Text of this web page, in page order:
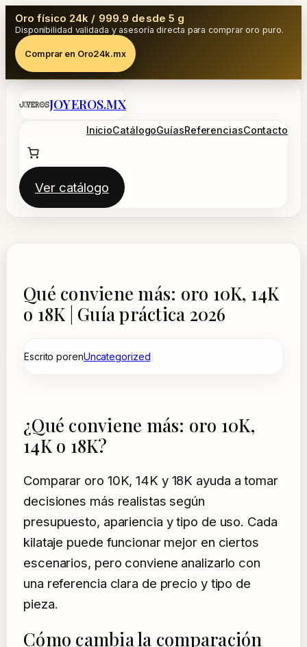
Oro físico 24k / 999.9 desde 5 g
Disponibilidad validada y asesoría directa para comprar oro puro.
Comprar en Oro24k.mx
Saltar
JOYEROS.MX
InicioCatálogoGuíasReferenciasContacto
Ver catálogo
Qué conviene más: oro 10K, 14K
o 18K | Guía práctica 2026
Escrito porenUncategorized
¿Qué conviene más: oro 10K,
14K o 18K?
Comparar oro 10K, 14K y 18K ayuda a tomar
decisiones más realistas según
presupuesto, apariencia y tipo de uso. Cada
kilataje puede funcionar mejor en ciertos
escenarios, pero conviene analizarlo con
una referencia clara de precio y tipo de
pieza.
Cómo cambia la comparación